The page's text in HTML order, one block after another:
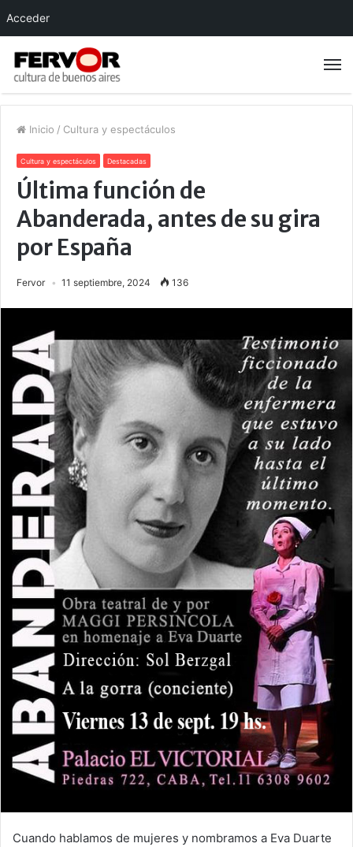
Inicio / Cultura y espectáculos
Cultura y espectáculos Destacadas
Última función de
Abanderada, antes de su gira
por España
Fervor 11 septiembre, 2024 136
Cuando hablamos de mujeres y nombramos a Eva Duarte
Acceder